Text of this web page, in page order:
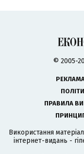
© 2005-
ПРАВИЛА
Використання
інтернет-видань -